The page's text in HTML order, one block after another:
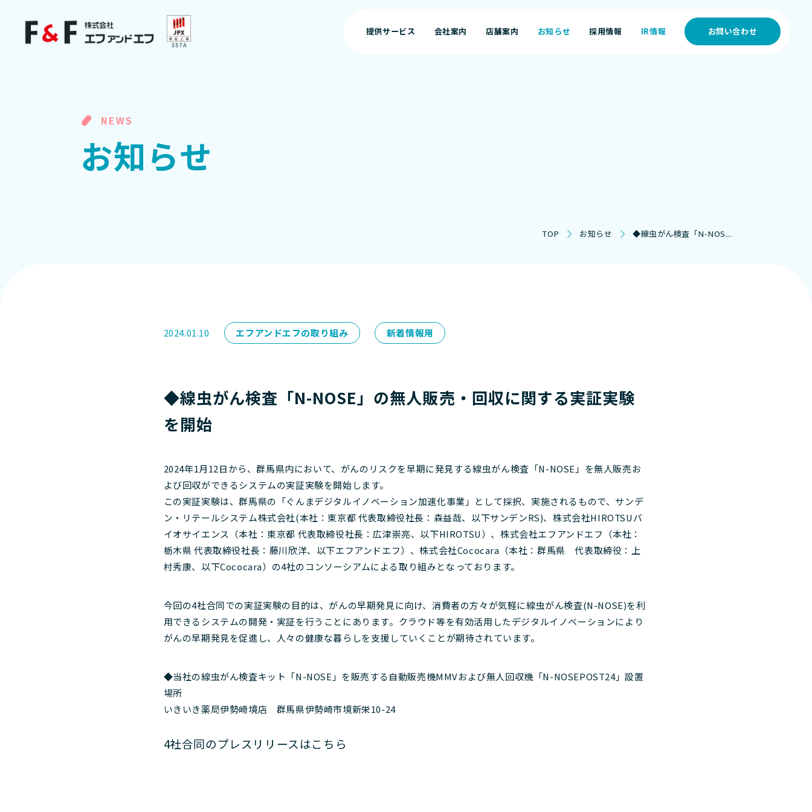
提供サービス
会社案内
店舗案内
お知らせ
採用情報
IR情報
お問い合わせ
NEWS
お知らせ
TOP お知らせ ◆線虫がん検査「N-NOS...
2024.01.10 エフアンドエフの取り組み 新着情報用
◆線虫がん検査「N-NOSE」の無人販売・回収に関する実証実験
を開始
2024年1月12日から、群馬県内において、がんのリスクを早期に発見する線虫がん検査「N-NOSE」を無人販売お
よび回収ができるシステムの実証実験を開始します。
この実証実験は、群馬県の「ぐんまデジタルイノベーション加速化事業」として採択、実施されるもので、サンデ
ン・リテールシステム株式会社(本社：東京都 代表取締役社長：森益哉、以下サンデンRS)、株式会社HIROTSUバ
イオサイエンス（本社：東京都 代表取締役社長：広津崇亮、以下HIROTSU）、株式会社エフアンドエフ（本社：
栃木県 代表取締役社長：藤川欣洋、以下エフアンドエフ）、株式会社Cococara（本社：群馬県 代表取締役：上
村秀康、以下Cococara）の4社のコンソーシアムによる取り組みとなっております。
今回の4社合同での実証実験の目的は、がんの早期発見に向け、消費者の方々が気軽に線虫がん検査(N-NOSE)を利
用できるシステムの開発・実証を行うことにあります。クラウド等を有効活用したデジタルイノベーションにより
がんの早期発見を促進し、人々の健康な暮らしを支援していくことが期待されています。
◆当社の線虫がん検査キット「N-NOSE」を販売する自動販売機MMVおよび無人回収機「N-NOSEPOST24」設置
場所
いきいき薬局伊勢崎境店 群馬県伊勢崎市境新栄10-24
4社合同のプレスリリースはこちら